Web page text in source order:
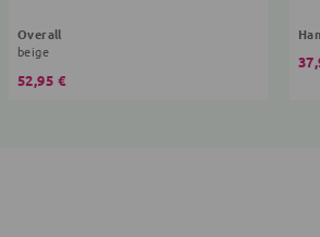
Overall
beige
52,95 €